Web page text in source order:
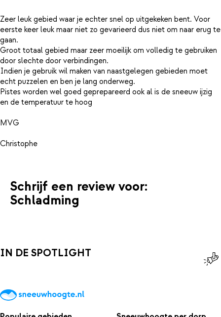
Zeer leuk gebied waar je echter snel op uitgekeken bent. Voor
eerste keer leuk maar niet zo gevarieerd dus niet om naar erug te
gaan.
Groot totaal gebied maar zeer moeilijk om volledig te gebruiken
door slechte door verbindingen.
Indien je gebruik wil maken van naastgelegen gebieden moet
echt puzzelen en ben je lang onderweg.
Pistes worden wel goed geprepareerd ook al is de sneeuw ijzig
en de temperatuur te hoog
MVG
Schrijf een review voor:
Schladming
IN DE SPOTLIGHT